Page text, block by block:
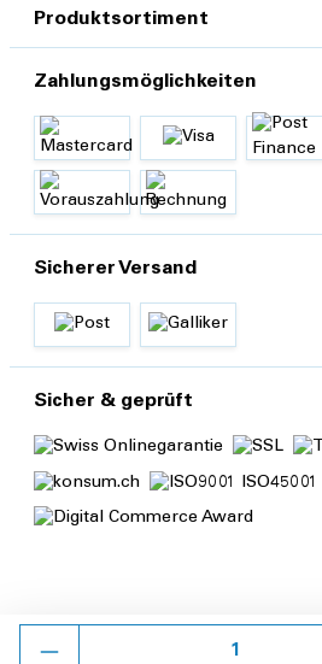
Produktsortiment
Zahlungsmöglichkeiten
Sicherer Versand
Sicher & geprüft